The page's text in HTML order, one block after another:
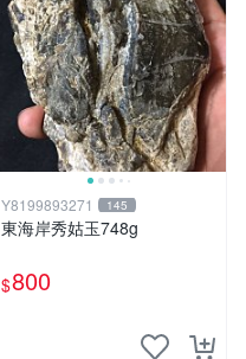
Y8199893271 145
東海岸秀姑玉748g
$800